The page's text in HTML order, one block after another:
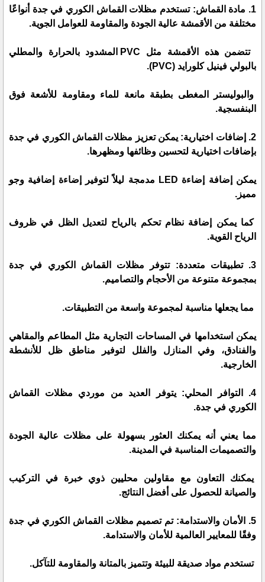
1. مادة القماش: تستخدم مظلات القماش الكوري في جدة أنواعًا
مختلفة من الأقمشة عالية الجودة والمقاومة للعوامل الجوية.
تتضمن هذه الأقمشة مثل PVC المشدود بالحرارة والمطلي
بالبولي فينيل كلورايد (PVC).
والبوليستر المغطى بطبقة مانعة للماء ومقاومة للأشعة فوق
البنفسجية.
2. إضافات اختيارية: يمكن تعزيز مظلات القماش الكوري في جدة
بإضافات اختيارية لتحسين وظائفها ومظهرها.
يمكن إضافة إضاءة LED مدمجة ليلاً لتوفير إضاءة إضافية وجو
مميز.
كما يمكن إضافة نظام تحكم بالرياح لتعديل الظل في ظروف
الرياح القوية.
3. تطبيقات متعددة: تتوفر مظلات القماش الكوري في جدة
بمجموعة متنوعة من الأحجام والتصاميم.
مما يجعلها مناسبة لمجموعة واسعة من التطبيقات.
يمكن استخدامها في المساحات التجارية مثل المطاعم والمقاهي
والفنادق، وفي المنازل والفلل لتوفير مناطق ظل للأنشطة
الخارجية.
4. التوافر المحلي: يتوفر العديد من موردي مظلات القماش
الكوري في جدة.
مما يعني أنه يمكنك العثور بسهولة على مظلات عالية الجودة
والتصميمات المناسبة في المدينة.
يمكنك التعاون مع مقاولين محليين ذوي خبرة في التركيب
والصيانة للحصول على أفضل النتائج.
5. الأمان والاستدامة: تم تصميم مظلات القماش الكوري في جدة
وفقًا للمعايير العالمية للأمان والاستدامة.
تستخدم مواد صديقة للبيئة وتتميز بالمتانة والمقاومة للتآكل.